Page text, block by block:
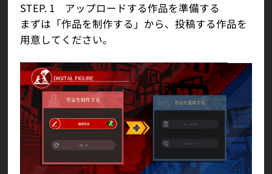
STEP. 1 アップロードする作品を準備する
まずは「作品を制作する」から、投稿する作品を
用意してください。